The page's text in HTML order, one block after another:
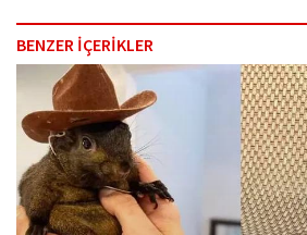
BENZER İÇERİKLER